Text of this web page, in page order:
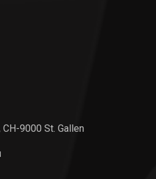
9000 St. Gallen